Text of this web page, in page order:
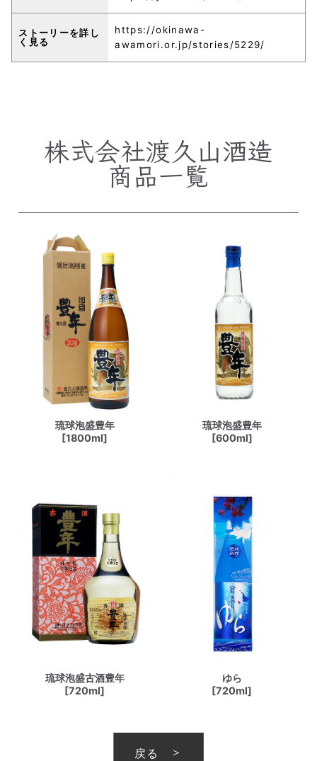
ストーリーを詳し
く見る
https://okinawa-
awamori.or.jp/stories/5229/
株式会社渡久山酒造
商品一覧
琉球泡盛豊年
[1800ml]
琉球泡盛豊年
[600ml]
琉球泡盛古酒豊年
[720ml]
ゆら
[720ml]
戻る